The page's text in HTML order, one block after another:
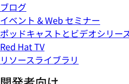
ブログ
イベント & Web セミナー
ポッドキャストとビデオシリー
Red Hat TV
リソースライブラリ